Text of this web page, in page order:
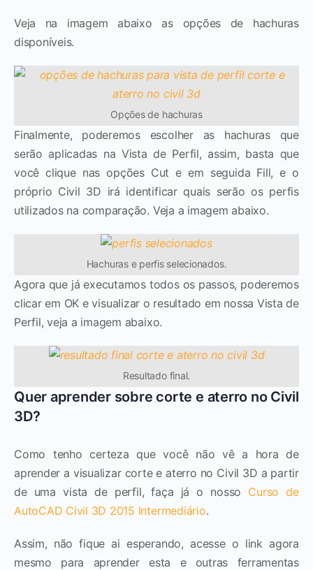
Veja na imagem abaixo as opções de hachuras
disponíveis.
Opções de hachuras
Finalmente, poderemos escolher as hachuras que
serão aplicadas na Vista de Perfil, assim, basta que
você clique nas opções Cut e em seguida Fill, e o
próprio Civil 3D irá identificar quais serão os perfis
utilizados na comparação. Veja a imagem abaixo.
Hachuras e perfis selecionados.
Agora que já executamos todos os passos, poderemos
clicar em OK e visualizar o resultado em nossa Vista de
Perfil, veja a imagem abaixo.
Resultado final.
Quer aprender sobre corte e aterro no Civil
3D?
Como tenho certeza que você não vê a hora de
aprender a visualizar corte e aterro no Civil 3D a partir
de uma vista de perfil, faça já o nosso Curso de
AutoCAD Civil 3D 2015 Intermediário.
Assim, não fique ai esperando, acesse o link agora
mesmo para aprender esta e outras ferramentas